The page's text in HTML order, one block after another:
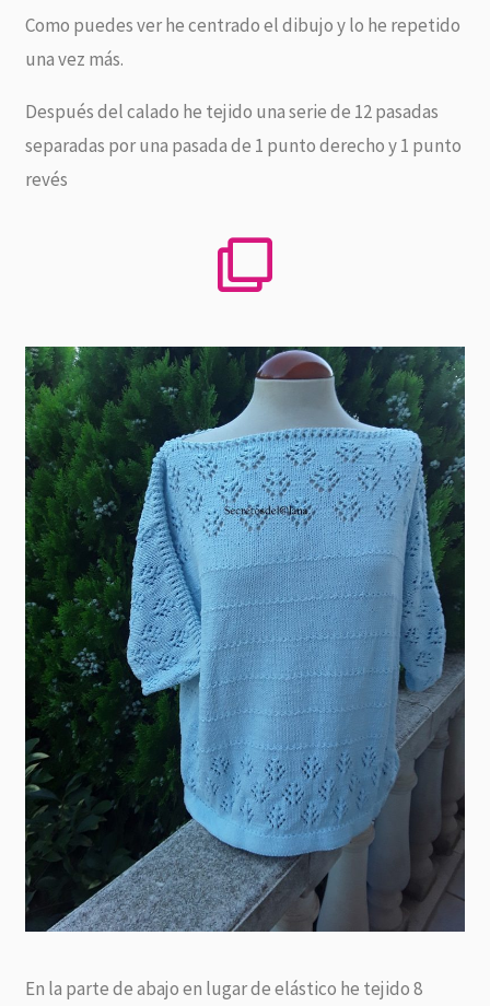
Como puedes ver he centrado el dibujo y lo he repetido
una vez más.
Después del calado he tejido una serie de 12 pasadas
separadas por una pasada de 1 punto derecho y 1 punto
revés
En la parte de abajo en lugar de elástico he tejido 8